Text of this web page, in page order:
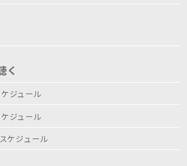
く
ジュール
ジュール
ケジュール